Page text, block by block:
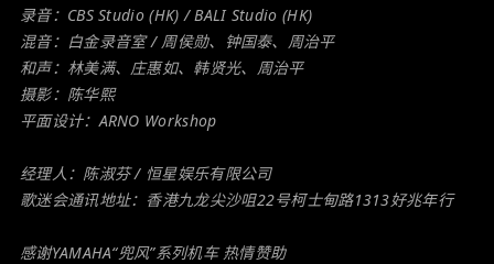
录音：CBS Studio (HK) / BALI Studio (HK)
混音：白金录音室 / 周侯勋、钟国泰、周治平
和声：林美满、庄惠如、韩贤光、周治平
摄影：陈华熙
平面设计：ARNO Workshop
经理人：陈淑芬 / 恒星娱乐有限公司
歌迷会通讯地址：香港九龙尖沙咀22号柯士甸路1313好兆年行
感谢YAMAHA“兜风”系列机车 热情赞助